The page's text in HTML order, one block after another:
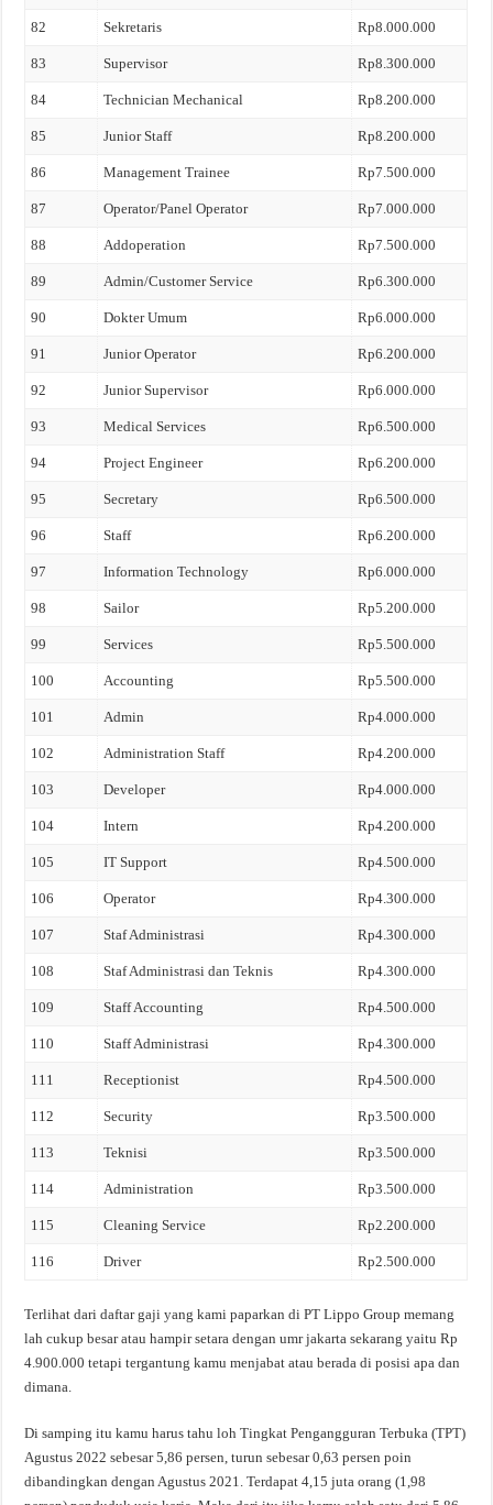
82 Sekretaris Rp8.000.000
83 Supervisor Rp8.300.000
84 Technician Mechanical Rp8.200.000
85 Junior Staff Rp8.200.000
86 Management Trainee Rp7.500.000
87 Operator/Panel Operator Rp7.000.000
88 Addoperation Rp7.500.000
89 Admin/Customer Service Rp6.300.000
90 Dokter Umum Rp6.000.000
91 Junior Operator Rp6.200.000
92 Junior Supervisor Rp6.000.000
93 Medical Services Rp6.500.000
94 Project Engineer Rp6.200.000
95 Secretary Rp6.500.000
96 Staff Rp6.200.000
97 Information Technology Rp6.000.000
98 Sailor Rp5.200.000
99 Services Rp5.500.000
100 Accounting Rp5.500.000
101 Admin Rp4.000.000
102 Administration Staff Rp4.200.000
103 Developer Rp4.000.000
104 Intern Rp4.200.000
105 IT Support Rp4.500.000
106 Operator Rp4.300.000
107 Staf Administrasi Rp4.300.000
108 Staf Administrasi dan Teknis Rp4.300.000
109 Staff Accounting Rp4.500.000
110 Staff Administrasi Rp4.300.000
111 Receptionist Rp4.500.000
112 Security Rp3.500.000
113 Teknisi Rp3.500.000
114 Administration Rp3.500.000
115 Cleaning Service Rp2.200.000
116 Driver Rp2.500.000
Terlihat dari daftar gaji yang kami paparkan di PT Lippo Group memang
lah cukup besar atau hampir setara dengan umr jakarta sekarang yaitu Rp
4.900.000 tetapi tergantung kamu menjabat atau berada di posisi apa dan
dimana.
Di samping itu kamu harus tahu loh Tingkat Pengangguran Terbuka (TPT)
Agustus 2022 sebesar 5,86 persen, turun sebesar 0,63 persen poin
dibandingkan dengan Agustus 2021. Terdapat 4,15 juta orang (1,98